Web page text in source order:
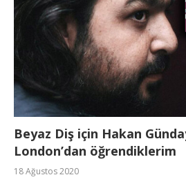
Beyaz Diş için Hakan
London’dan öğrendiklerim
18 Ağustos 2020